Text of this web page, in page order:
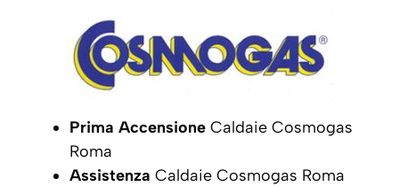
Prima Accensione Caldaie Cosmogas
Roma
Assistenza Caldaie Cosmogas Roma